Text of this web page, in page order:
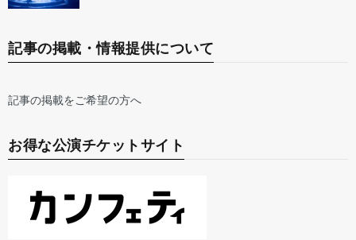
記事の掲載・情報提供について
記事の掲載をご希望の方へ
お得な公演チケットサイト